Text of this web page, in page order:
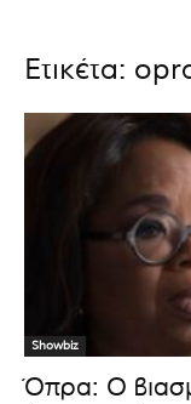
Ετικέτα:
Showbiz
Όπρα: Ο